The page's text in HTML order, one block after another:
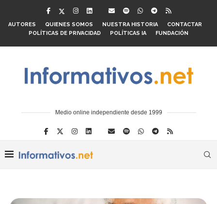
AUTORES QUIENES SOMOS NUESTRA HISTORIA
CONTACTAR
POLÍTICAS DE PRIVACIDAD
POLÍTICAS IA FUNDACIÓN
Medio online independiente desde 1999